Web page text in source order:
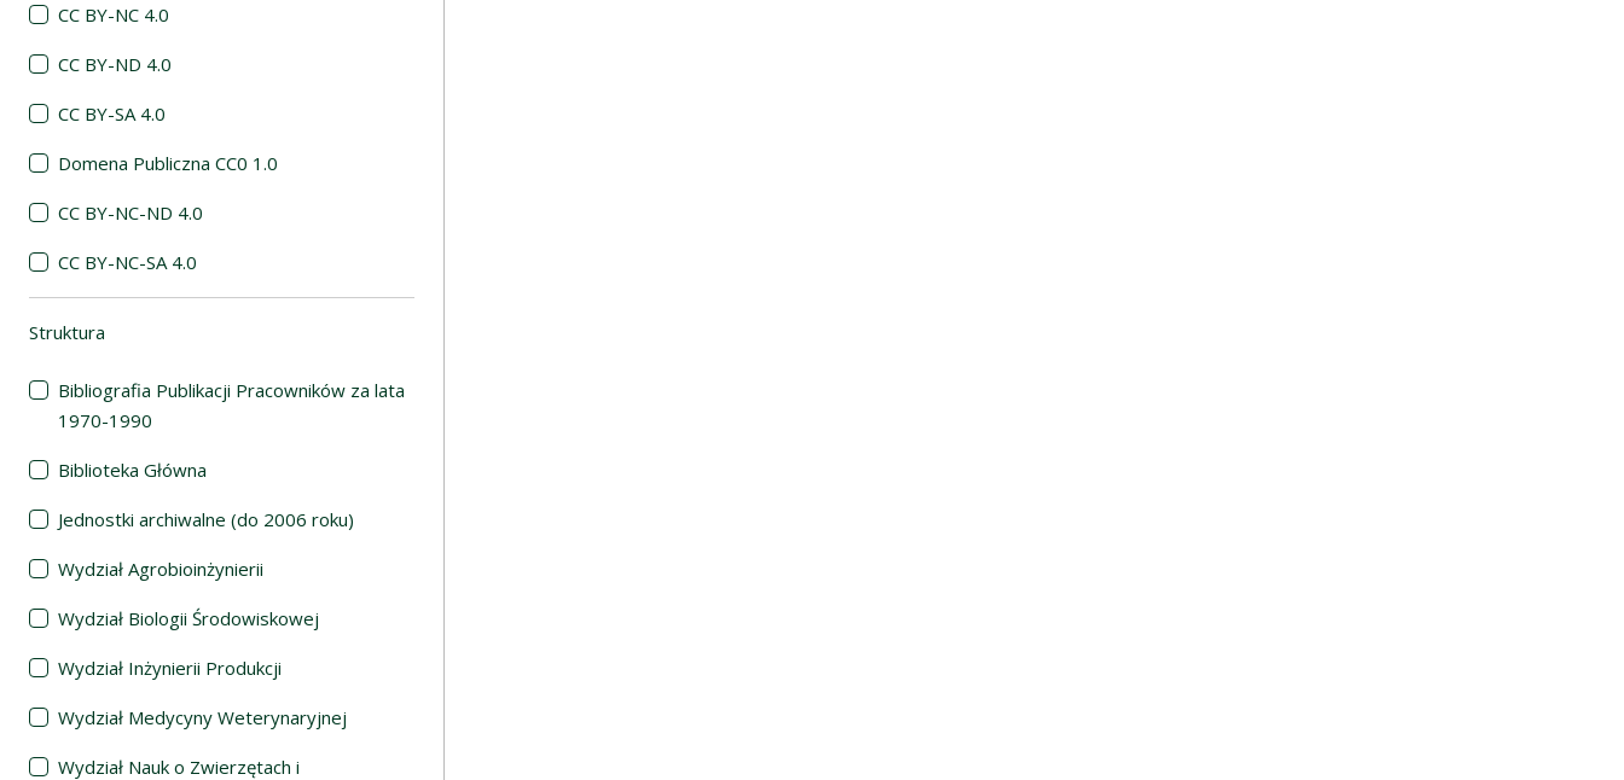
CC BY-NC 4.0
CC BY-ND 4.0
CC BY-SA 4.0
Domena Publiczna CC0 1.0
CC BY-NC-ND 4.0
CC BY-NC-SA 4.0
Struktura
Bibliografia Publikacji Pracowników za lata
1970-1990
Biblioteka Główna
Jednostki archiwalne (do 2006 roku)
Wydział Agrobioinżynierii
Wydział Biologii Środowiskowej
Wydział Inżynierii Produkcji
Wydział Medycyny Weterynaryjnej
Wydział Nauk o Zwierzętach i